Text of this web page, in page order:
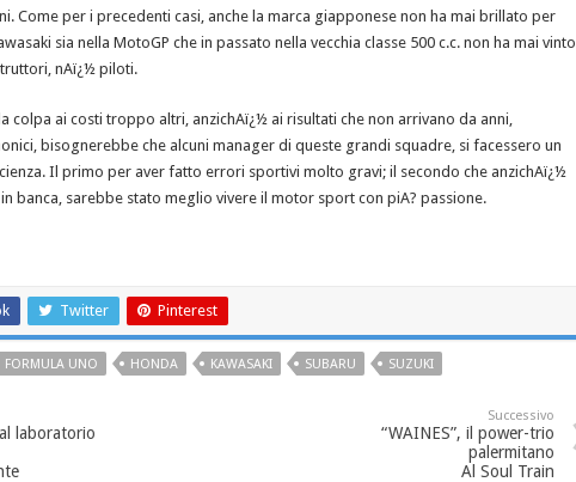
Come per i precedenti casi, anche la marca giapponese non ha mai brillato per
sia nella MotoGP che in passato nella vecchia classe 500 c.c. non ha mai vinto
nAï¿½ piloti.
colpa ai costi troppo altri, anzichAï¿½ ai risultati che non arrivano da anni,
bisognerebbe che alcuni manager di queste grandi squadre, si facessero un
Il primo per aver fatto errori sportivi molto gravi; il secondo che anzichAï¿½
banca, sarebbe stato meglio vivere il motor sport con piA? passione.
Twitter Pinterest
FORMULA UNO HONDA KAWASAKI SUBARU SUZUKI
laboratorio
Successivo
“WAINES”, il power-trio
palermitano
Al Soul Train